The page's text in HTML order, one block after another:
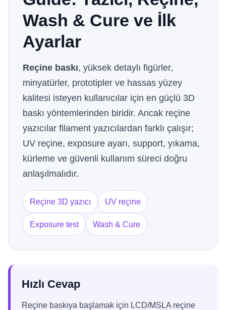
Wash & Cure ve İlk
Ayarlar
Reçine baskı, yüksek detaylı figürler,
minyatürler, prototipler ve hassas yüzey
kalitesi isteyen kullanıcılar için en güçlü 3D
baskı yöntemlerinden biridir. Ancak reçine
yazıcılar filament yazıcılardan farklı çalışır;
UV reçine, exposure ayarı, support, yıkama,
kürleme ve güvenli kullanım süreci doğru
anlaşılmalıdır.
Reçine 3D yazıcı UV reçine
Exposure test Wash & Cure
Hızlı Cevap
Reçine baskıya başlamak için LCD/MSLA reçine